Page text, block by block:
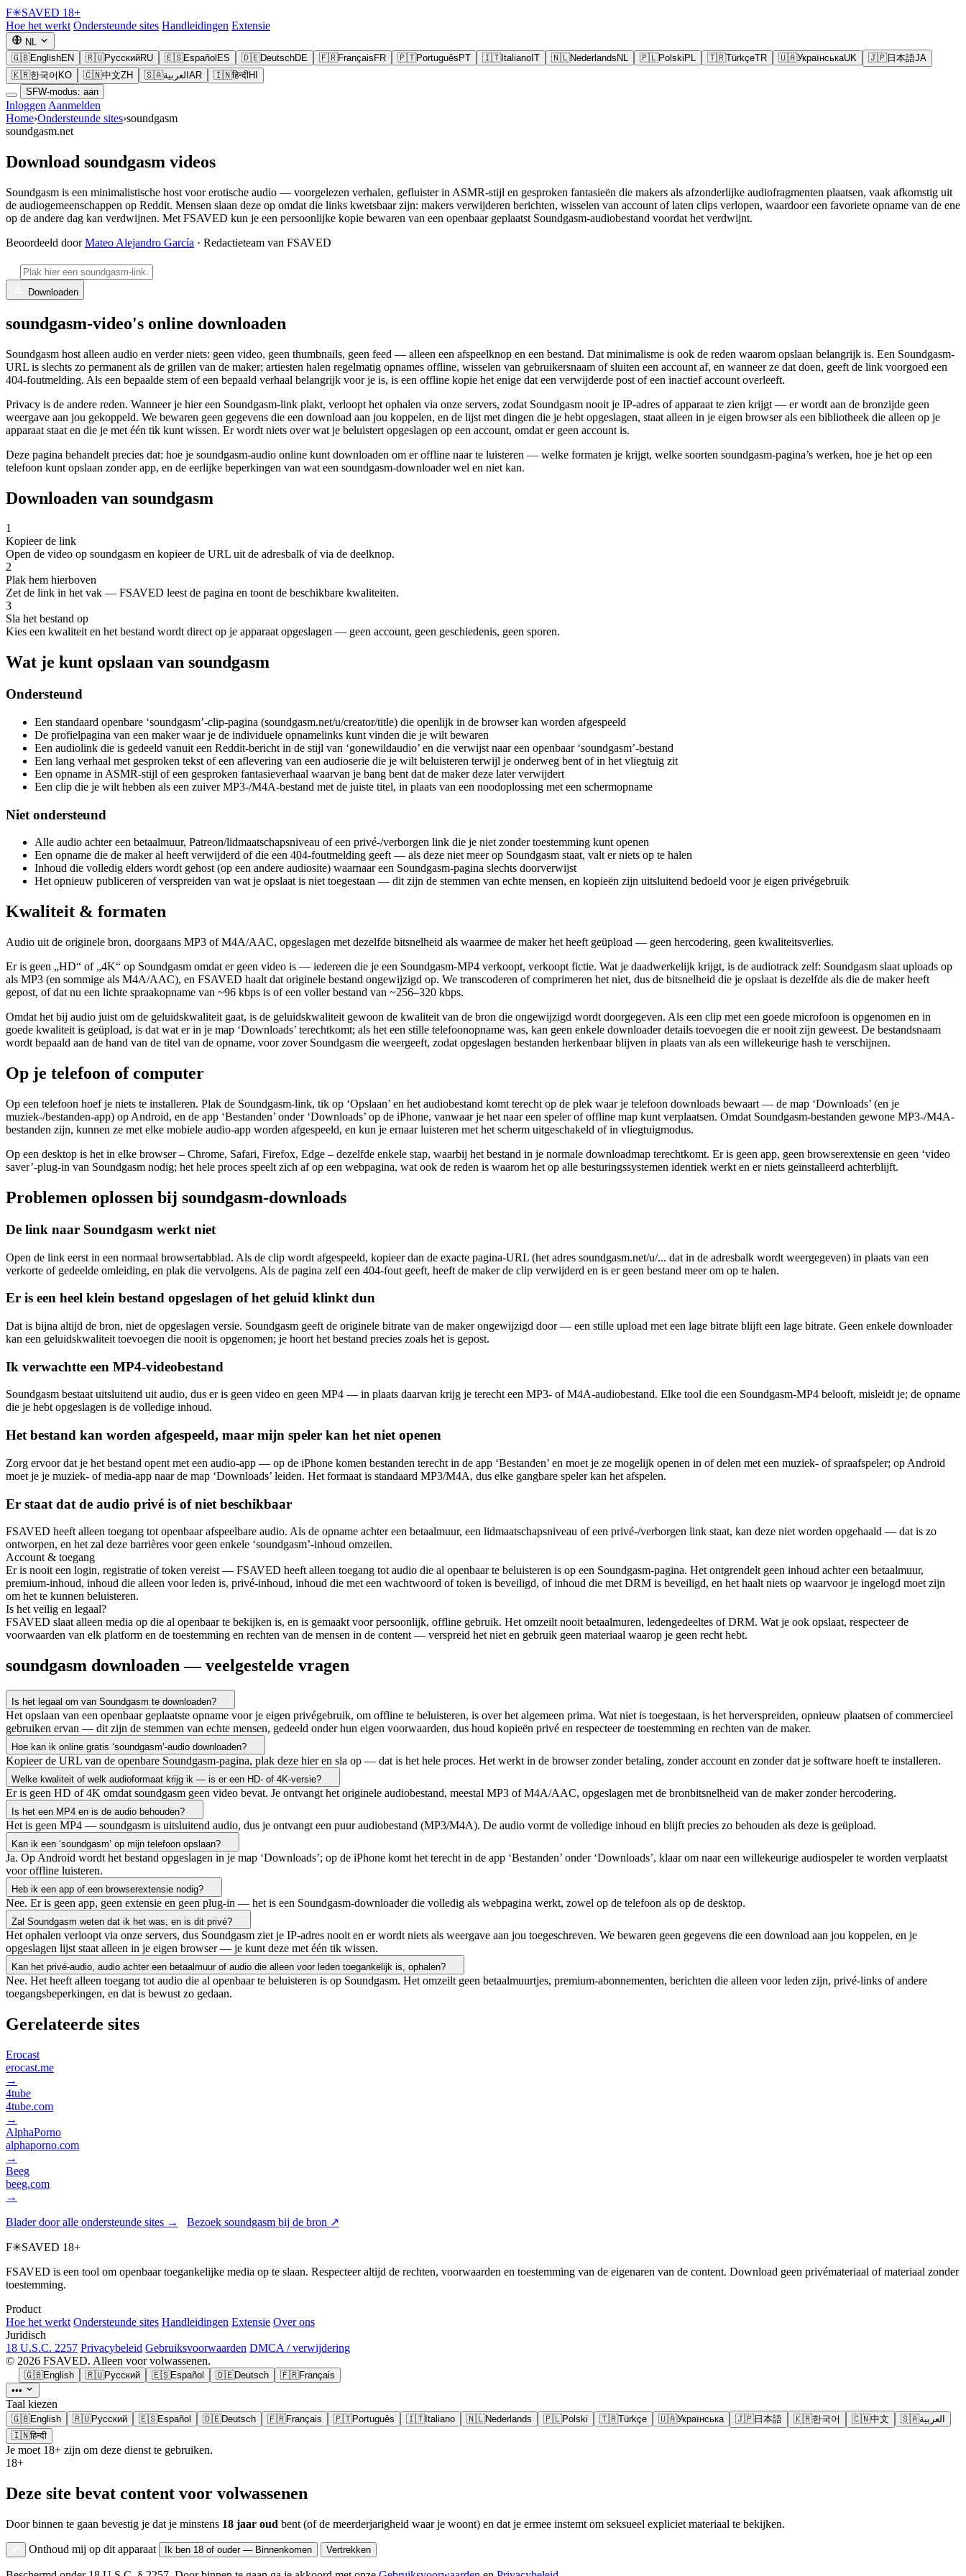
F✳SAVED 18+
Hoe het werkt Ondersteunde sites Handleidingen Extensie
NL
🇬🇧EnglishEN 🇷🇺РусскийRU 🇪🇸Español ES 🇩🇪DeutschDE 🇫🇷Français FR 🇵🇹Português PT 🇮🇹Italiano IT 🇳🇱Nederlands NL 🇵🇱Polski PL 🇹🇷TürkçeTR 🇺🇦УкраїнськаUK 🇯🇵日本語JA
🇰🇷한국어 KO 🇨🇳中文ZH 🇸🇦العربية AR 🇮🇳हिन्दीHI
SFW-modus: aan
Inloggen Aanmelden
Home›Ondersteunde sites›soundgasm
soundgasm.net
Download soundgasm videos
Soundgasm is een minimalistische host voor erotische audio — voorgelezen verhalen, gefluister in ASMR-stijl en gesproken fantasieën die makers als afzonderlijke audiofragmenten plaatsen, vaak afkomstig uit
de audiogemeenschappen op Reddit. Mensen slaan deze op omdat die links kwetsbaar zijn: makers verwijderen berichten, wisselen van account of laten clips verlopen, waardoor een favoriete opname van de ene
op de andere dag kan verdwijnen. Met FSAVED kun je een persoonlijke kopie bewaren van een openbaar geplaatst Soundgasm-audiobestand voordat het verdwijnt.
Beoordeeld doorMateo Alejandro García · Redactieteam van FSAVED
Downloaden
soundgasm-video's online downloaden
Soundgasm host alleen audio en verder niets: geen video, geen thumbnails, geen feed — alleen een afspeelknop en een bestand. Dat minimalisme is ook de reden waarom opslaan belangrijk is. Een Soundgasm-
URL is slechts zo permanent als de grillen van de maker; artiesten halen regelmatig opnames offline, wisselen van gebruikersnaam of sluiten een account af, en wanneer ze dat doen, geeft de link voorgoed een
404-foutmelding. Als een bepaalde stem of een bepaald verhaal belangrijk voor je is, is een offline kopie het enige dat een verwijderde post of een inactief account overleeft.
Privacy is de andere reden. Wanneer je hier een Soundgasm-link plakt, verloopt het ophalen via onze servers, zodat Soundgasm nooit je IP-adres of apparaat te zien krijgt — er wordt aan de bronzijde geen
weergave aan jou gekoppeld. We bewaren geen gegevens die een download aan jou koppelen, en de lijst met dingen die je hebt opgeslagen, staat alleen in je eigen browser als een bibliotheek die alleen op je
apparaat staat en die je met één tik kunt wissen. Er wordt niets over wat je beluistert opgeslagen op een account, omdat er geen account is.
Deze pagina behandelt precies dat: hoe je soundgasm-audio online kunt downloaden om er offline naar te luisteren — welke formaten je krijgt, welke soorten soundgasm-pagina’s werken, hoe je het op een
telefoon kunt opslaan zonder app, en de eerlijke beperkingen van wat een soundgasm-downloader wel en niet kan.
Downloaden van soundgasm
1
Kopieer de link
Open de video op soundgasm en kopieer de URL uit de adresbalk of via de deelknop.
2
Plak hem hierboven
Zet de link in het vak — FSAVED leest de pagina en toont de beschikbare kwaliteiten.
3
Sla het bestand op
Kies een kwaliteit en het bestand wordt direct op je apparaat opgeslagen — geen account, geen geschiedenis, geen sporen.
Wat je kunt opslaan van soundgasm
Ondersteund
Een standaard openbare ‘soundgasm’-clip-pagina (soundgasm.net/u/creator/title) die openlijk in de browser kan worden afgespeeld
De profielpagina van een maker waar je de individuele opnamelinks kunt vinden die je wilt bewaren
Een audiolink die is gedeeld vanuit een Reddit-bericht in de stijl van ‘gonewildaudio’ en die verwijst naar een openbaar ‘soundgasm’-bestand
Een lang verhaal met gesproken tekst of een aflevering van een audioserie die je wilt beluisteren terwijl je onderweg bent of in het vliegtuig zit
Een opname in ASMR-stijl of een gesproken fantasieverhaal waarvan je bang bent dat de maker deze later verwijdert
Een clip die je wilt hebben als een zuiver MP3-/M4A-bestand met de juiste titel, in plaats van een noodoplossing met een schermopname
Niet ondersteund
Alle audio achter een betaalmuur, Patreon/lidmaatschapsniveau of een privé-/verborgen link die je niet zonder toestemming kunt openen
Een opname die de maker al heeft verwijderd of die een 404-foutmelding geeft — als deze niet meer op Soundgasm staat, valt er niets op te halen
Inhoud die volledig elders wordt gehost (op een andere audiosite) waarnaar een Soundgasm-pagina slechts doorverwijst
Het opnieuw publiceren of verspreiden van wat je opslaat is niet toegestaan — dit zijn de stemmen van echte mensen, en kopieën zijn uitsluitend bedoeld voor je eigen privégebruik
Kwaliteit & formaten
Audio uit de originele bron, doorgaans MP3 of M4A/AAC, opgeslagen met dezelfde bitsnelheid als waarmee de maker het heeft geüpload — geen hercodering, geen kwaliteitsverlies.
Er is geen „HD“ of „4K“ op Soundgasm omdat er geen video is — iedereen die je een Soundgasm-MP4 verkoopt, verkoopt fictie. Wat je daadwerkelijk krijgt, is de audiotrack zelf: Soundgasm slaat uploads op
als MP3 (en sommige als M4A/AAC), en FSAVED haalt dat originele bestand ongewijzigd op. We transcoderen of comprimeren het niet, dus de bitsnelheid die je opslaat is dezelfde als die de maker heeft
gepost, of dat nu een lichte spraakopname van ~96 kbps is of een voller bestand van ~256–320 kbps.
Omdat het bij audio juist om de geluidskwaliteit gaat, is de geluidskwaliteit gewoon de kwaliteit van de bron die ongewijzigd wordt doorgegeven. Als een clip met een goede microfoon is opgenomen en in
goede kwaliteit is geüpload, is dat wat er in je map ‘Downloads’ terechtkomt; als het een stille telefoonopname was, kan geen enkele downloader details toevoegen die er nooit zijn geweest. De bestandsnaam
wordt bepaald aan de hand van de titel van de opname, voor zover Soundgasm die weergeeft, zodat opgeslagen bestanden herkenbaar blijven in plaats van als een willekeurige hash te verschijnen.
Op je telefoon of computer
Op een telefoon hoef je niets te installeren. Plak de Soundgasm-link, tik op ‘Opslaan’ en het audiobestand komt terecht op de plek waar je telefoon downloads bewaart — de map ‘Downloads’ (en je
muziek-/bestanden-app) op Android, en de app ‘Bestanden’ onder ‘Downloads’ op de iPhone, vanwaar je het naar een speler of offline map kunt verplaatsen. Omdat Soundgasm-bestanden gewone MP3-/M4A-
bestanden zijn, kunnen ze met elke mobiele audio-app worden afgespeeld, en kun je ernaar luisteren met het scherm uitgeschakeld of in vliegtuigmodus.
Op een desktop is het in elke browser – Chrome, Safari, Firefox, Edge – dezelfde enkele stap, waarbij het bestand in je normale downloadmap terechtkomt. Er is geen app, geen browserextensie en geen ‘video
saver’-plug-in van Soundgasm nodig; het hele proces speelt zich af op een webpagina, wat ook de reden is waarom het op alle besturingssystemen identiek werkt en er niets geïnstalleerd achterblijft.
Problemen oplossen bij soundgasm-downloads
De link naar Soundgasm werkt niet
Open de link eerst in een normaal browsertabblad. Als de clip wordt afgespeeld, kopieer dan de exacte pagina-URL (het adres soundgasm.net/u/... dat in de adresbalk wordt weergegeven) in plaats van een
verkorte of gedeelde omleiding, en plak die vervolgens. Als de pagina zelf een 404-fout geeft, heeft de maker de clip verwijderd en is er geen bestand meer om op te halen.
Er is een heel klein bestand opgeslagen of het geluid klinkt dun
Dat is bijna altijd de bron, niet de opgeslagen versie. Soundgasm geeft de originele bitrate van de maker ongewijzigd door — een stille upload met een lage bitrate blijft een lage bitrate. Geen enkele downloader
kan een geluidskwaliteit toevoegen die nooit is opgenomen; je hoort het bestand precies zoals het is gepost.
Ik verwachtte een MP4-videobestand
Soundgasm bestaat uitsluitend uit audio, dus er is geen video en geen MP4 — in plaats daarvan krijg je terecht een MP3- of M4A-audiobestand. Elke tool die een Soundgasm-MP4 belooft, misleidt je; de opname
die je hebt opgeslagen is de volledige inhoud.
Het bestand kan worden afgespeeld, maar mijn speler kan het niet openen
Zorg ervoor dat je het bestand opent met een audio-app — op de iPhone komen bestanden terecht in de app ‘Bestanden’ en moet je ze mogelijk openen in of delen met een muziek- of spraafspeler; op Android
moet je je muziek- of media-app naar de map ‘Downloads’ leiden. Het formaat is standaard MP3/M4A, dus elke gangbare speler kan het afspelen.
Er staat dat de audio privé is of niet beschikbaar
FSAVED heeft alleen toegang tot openbaar afspeelbare audio. Als de opname achter een betaalmuur, een lidmaatschapsniveau of een privé-/verborgen link staat, kan deze niet worden opgehaald — dat is zo
ontworpen, en het zal deze barrières voor geen enkele ‘soundgasm’-inhoud omzeilen.
Account & toegang
Er is nooit een login, registratie of token vereist — FSAVED heeft alleen toegang tot audio die al openbaar te beluisteren is op een Soundgasm-pagina. Het ontgrendelt geen inhoud achter een betaalmuur,
premium-inhoud, inhoud die alleen voor leden is, privé-inhoud, inhoud die met een wachtwoord of token is beveiligd, of inhoud die met DRM is beveiligd, en het haalt niets op waarvoor je ingelogd moet zijn
om het te kunnen beluisteren.
Is het veilig en legaal?
FSAVED slaat alleen media op die al openbaar te bekijken is, en is gemaakt voor persoonlijk, offline gebruik. Het omzeilt nooit betaalmuren, ledengedeeltes of DRM. Wat je ook opslaat, respecteer de
voorwaarden van elk platform en de toestemming en rechten van de mensen in de content — verspreid het niet en gebruik geen materiaal waarop je geen recht hebt.
soundgasm downloaden — veelgestelde vragen
Is het legaal om van Soundgasm te downloaden?
Het opslaan van een openbaar geplaatste opname voor je eigen privégebruik, om offline te beluisteren, is over het algemeen prima. Wat niet is toegestaan, is het herverspreiden, opnieuw plaatsen of commercieel
gebruiken ervan — dit zijn de stemmen van echte mensen, gedeeld onder hun eigen voorwaarden, dus houd kopieën privé en respecteer de toestemming en rechten van de maker.
Hoe kan ik online gratis ‘soundgasm’-audio downloaden?
Kopieer de URL van de openbare Soundgasm-pagina, plak deze hier en sla op — dat is het hele proces. Het werkt in de browser zonder betaling, zonder account en zonder dat je software hoeft te installeren.
Welke kwaliteit of welk audioformaat krijg ik — is er een HD- of 4K-versie?
Er is geen HD of 4K omdat soundgasm geen video bevat. Je ontvangt het originele audiobestand, meestal MP3 of M4A/AAC, opgeslagen met de bronbitsnelheid van de maker zonder hercodering.
Is het een MP4 en is de audio behouden?
Het is geen MP4 — soundgasm is uitsluitend audio, dus je ontvangt een puur audiobestand (MP3/M4A). De audio vormt de volledige inhoud en blijft precies zo behouden als deze is geüpload.
Kan ik een ‘soundgasm’ op mijn telefoon opslaan?
Ja. Op Android wordt het bestand opgeslagen in je map ‘Downloads’; op de iPhone komt het terecht in de app ‘Bestanden’ onder ‘Downloads’, klaar om naar een willekeurige audiospeler te worden verplaatst
voor offline luisteren.
Heb ik een app of een browserextensie nodig?
Nee. Er is geen app, geen extensie en geen plug-in — het is een Soundgasm-downloader die volledig als webpagina werkt, zowel op de telefoon als op de desktop.
Zal Soundgasm weten dat ik het was, en is dit privé?
Het ophalen verloopt via onze servers, dus Soundgasm ziet je IP-adres nooit en er wordt niets als weergave aan jou toegeschreven. We bewaren geen gegevens die een download aan jou koppelen, en je
opgeslagen lijst staat alleen in je eigen browser — je kunt deze met één tik wissen.
Kan het privé-audio, audio achter een betaalmuur of audio die alleen voor leden toegankelijk is, ophalen?
Nee. Het heeft alleen toegang tot audio die al openbaar te beluisteren is op Soundgasm. Het omzeilt geen betaalmuurtjes, premium-abonnementen, berichten die alleen voor leden zijn, privé-links of andere
toegangsbeperkingen, en dat is bewust zo gedaan.
Gerelateerde sites
Erocast
erocast.me
→
4tube
4tube.com
→
AlphaPorno
alphaporno.com
→
Beeg
beeg.com
→
Blader door alle ondersteunde sites → Bezoek soundgasm bij de bron ↗
F✳SAVED 18+
FSAVED is een tool om openbaar toegankelijke media op te slaan. Respecteer altijd de rechten, voorwaarden en toestemming van de eigenaren van de content. Download geen privémateriaal of materiaal zonder
toestemming.
Product
Hoe het werkt Ondersteunde sites Handleidingen Extensie Over ons
Juridisch
18 U.S.C. 2257 Privacybeleid Gebruiksvoorwaarden DMCA / verwijdering
© 2026 FSAVED. Alleen voor volwassenen.
🇬🇧English 🇷🇺Русский 🇪🇸Español 🇩🇪Deutsch 🇫🇷Français
•••
Taal kiezen
🇬🇧English 🇷🇺Русский 🇪🇸Español 🇩🇪Deutsch 🇫🇷Français 🇵🇹Português 🇮🇹Italiano 🇳🇱Nederlands 🇵🇱Polski 🇹🇷Türkçe 🇺🇦Українська 🇯🇵日本語 🇰🇷한국어 🇨🇳中文 🇸🇦العربية
🇮🇳हिन्दी
Je moet 18+ zijn om deze dienst te gebruiken.
18+
Deze site bevat content voor volwassenen
Door binnen te gaan bevestig je dat je minstens 18 jaar oud bent (of de meerderjarigheid waar je woont) en dat je ermee instemt om seksueel expliciet materiaal te bekijken.
Onthoud mij op dit apparaat Ik ben 18 of ouder — Binnenkomen Vertrekken